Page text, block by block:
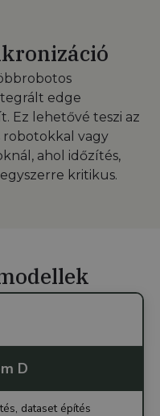
edge
Ez lehetővé teszi az
robotokkal vagy
ahol időzítés,
kritikus.
D
dataset építés